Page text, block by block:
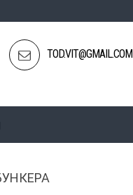
TOD.VIT@GMAIL.COM